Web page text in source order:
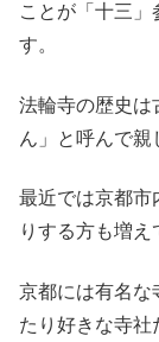
ことが「十三
す。
法輪寺の歴史は
ん」と呼んで親
最近では京都市
りする方も増え
京都には有名な
たり好きな寺社